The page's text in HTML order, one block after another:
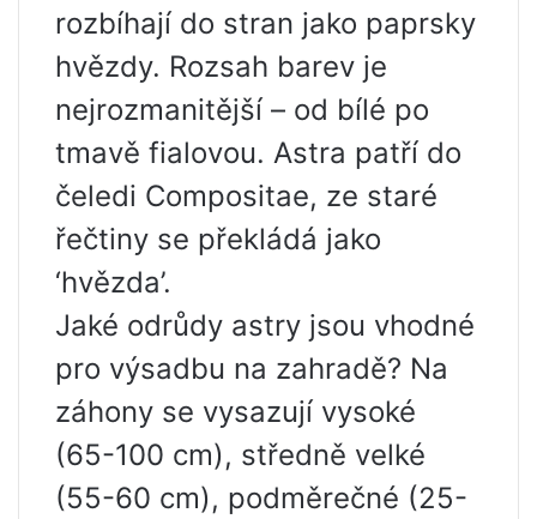
rozbíhají do stran jako paprsky
hvězdy. Rozsah barev je
nejrozmanitější – od bílé po
tmavě fialovou. Astra patří do
čeledi Compositae, ze staré
řečtiny se překládá jako
‘hvězda’.
Jaké odrůdy astry jsou vhodné
pro výsadbu na zahradě? Na
záhony se vysazují vysoké
(65-100 cm), středně velké
(55-60 cm), podměrečné (25-